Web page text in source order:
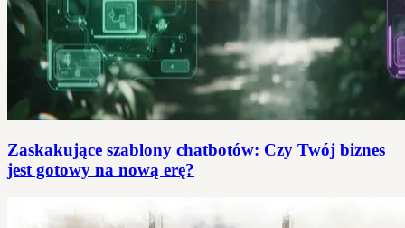
Zaskakujące szablony chatbotów: Czy Twój biznes
jest gotowy na nową erę?